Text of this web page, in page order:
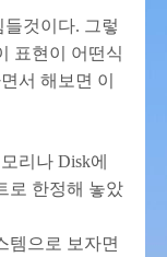
것이다. 그렇
표현이 어떤식
서 해보면 이
리나 Disk에
로 한정해 놓았
템으로 보자면